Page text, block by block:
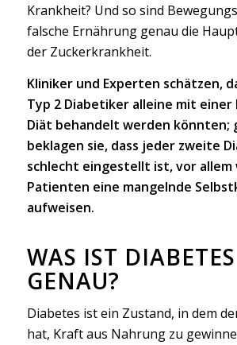
Krankheit? Und so sind
falsche Ernährung genau die
der Zuckerkrankheit.
Kliniker und Experten schätzen,
Typ 2 Diabetiker alleine mit
Diät behandelt werden könnten;
beklagen sie, dass jeder zweite
schlecht eingestellt ist, vor allem
Patienten eine mangelnde
aufweisen.
WAS IST DIABETES
GENAU?
Diabetes ist ein Zustand, in dem
hat, Kraft aus Nahrung zu